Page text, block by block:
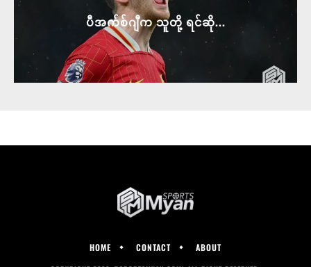
ပီအက်စ်ဂျီက သူတို့ ရင်ဆို...
HOME CONTACT ABOUT